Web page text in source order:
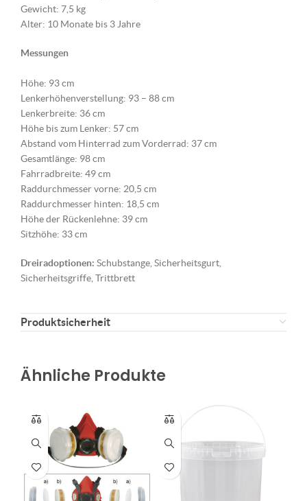
Gewicht: 7,5 kg
Alter: 10 Monate bis 3 Jahre
Messungen
Höhe: 93 cm
Lenkerhöhenverstellung: 93 – 88 cm
Lenkerbreite: 36 cm
Höhe bis zum Lenker: 57 cm
Abstand vom Hinterrad zum Vorderrad: 37 cm
Gesamtlänge: 98 cm
Fahrradbreite: 49 cm
Raddurchmesser vorne: 20,5 cm
Raddurchmesser hinten: 18,5 cm
Höhe der Rückenlehne: 39 cm
Sitzhöhe: 33 cm
Dreiradoptionen: Schubstange, Sicherheitsgurt,
Sicherheitsgriffe, Trittbrett
Produktsicherheit
Ähnliche Produkte